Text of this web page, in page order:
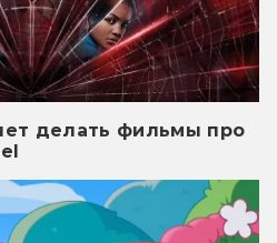
делать фильмы про